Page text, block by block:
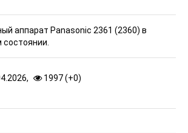
аппарат Panasonic 2361 (2360) в
1997 (+0)